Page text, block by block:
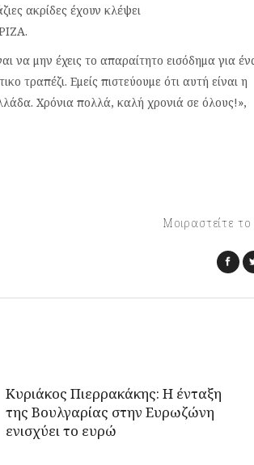
ακρίδες έχουν κλέψει
να μην έχεις το απαραίτητο εισόδημα για
τραπέζι. Εμείς πιστεύουμε ότι αυτή είναι η
Χρόνια πολλά, καλή χρονιά σε όλους!»,
Μοιραστείτε
Κυριάκος Πιερρακάκης: Η ένταξη
της Βουλγαρίας στην Ευρωζώνη
ενισχύει το ευρώ